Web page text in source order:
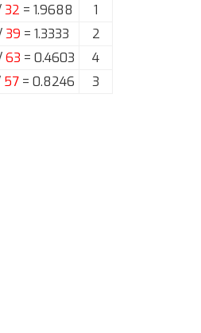
32 = 1.9688
1
39 = 1.3333
2
63 = 0.4603
4
57 = 0.8246 3